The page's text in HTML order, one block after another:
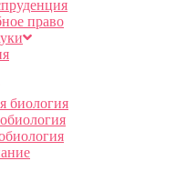
право
биология